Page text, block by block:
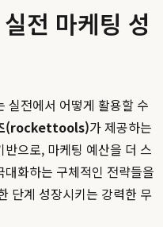
전 마케팅 성
실전에서 어떻게 활용할 수
(rockettools)가 제공하는
반으로, 마케팅 예산을 더 스
화하는 구체적인 전략들을
단계 성장시키는 강력한 무